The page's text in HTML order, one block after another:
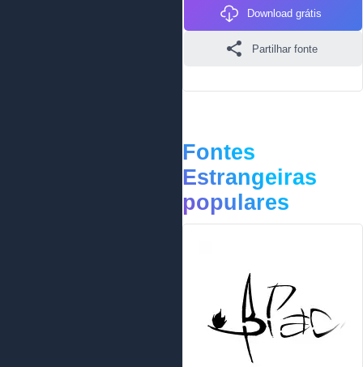
Download grátis
Partilhar fonte
Fontes
Estrangeiras
populares